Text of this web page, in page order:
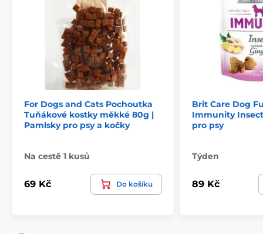
kachní protein (26 %), hrášek, čerstvá kachna (14 %),
glycerol rostlinného původu, dýně (10 %), kolagen,
hydrolyzovaný kuřecí protein, hydrolyzovaná kuřecí
játra, sušený ananas (0,5 %), sušený tymián (0,5%).
Analytické složky:
hrubý protein 28
hrubý tuk
vlhkost
For Dogs and Cats Pochoutka
Tuňákové kostky měkké 80g |
Pamlsky pro psy a kočky
Na cestě 1 kusů
69 Kč Do košíku
Brit Care Dog
Immunity
pro psy
Týden
89 Kč